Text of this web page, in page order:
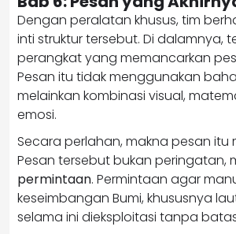
Dengan peralatan khusus, tim
inti struktur tersebut. Di dalamnya,
perangkat yang memancarkan
Pesan itu tidak menggunakan
melainkan kombinasi visual,
emosi.
Secara perlahan, makna pesan itu
Pesan tersebut bukan peringatan,
permintaan. Permintaan agar
keseimbangan Bumi, khususnya
selama ini dieksploitasi tanpa